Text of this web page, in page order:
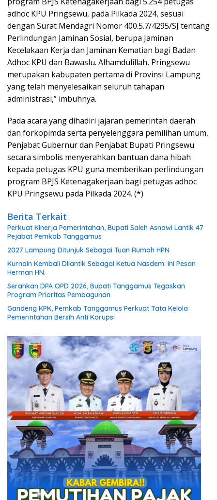
adhoc KPU Pringsewu, pada Pilkada 2024, sesuai
dengan Surat Mendagri Nomor 400.5.7/4295/SJ tentang
Perlindungan Jaminan Sosial, berupa Jaminan
Kecelakaan Kerja dan Jaminan Kematian bagi Badan
Adhoc KPU dan Bawaslu. Alhamdulillah, Pringsewu
merupakan kabupaten pertama di Provinsi Lampung
yang telah menyelesaikan seluruh tahapan
administrasi,” imbuhnya.
Pada acara yang dihadiri jajaran pemerintah daerah
dan forkopimda serta penyelenggara pemilihan umum,
Penjabat Gubernur dan Penjabat Bupati Pringsewu
secara simbolis menyerahkan bantuan dana hibah
kepada petugas KPU guna memberikan perlindungan
program BPJS Ketenagakerjaan bagi petugas adhoc
KPU Pringsewu pada Pilkada 2024. (*)
Berita Terkait
Perkuat Kinerja Pemerintahan, Bupati Saleh Asnawi Lantik 47
Pejabat Pemkab Tanggamus
2027 Lampung Ditunjuk Sebagai Tuan Rumah HPN
Kurnain Kembali Dilantik Sebagai Ketua Nasdem. Ini Pesan
Herman HN.
Serahkan DPA OPD 2026, Bupati Tanggamus Tegaskan
Program Prioritas Pembagunan
Gandeng KPK, Pemkab Tanggamus Perkuat Tata Kelola
Pemerintahan Bersih Anti Korupsi